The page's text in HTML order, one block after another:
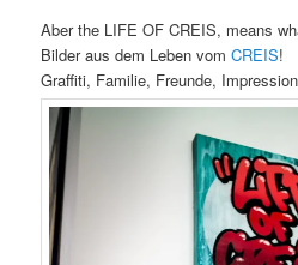
Aber the LIFE OF CREIS, means
Bilder aus dem Leben vomCREIS!
Graffiti, Familie, Freunde,